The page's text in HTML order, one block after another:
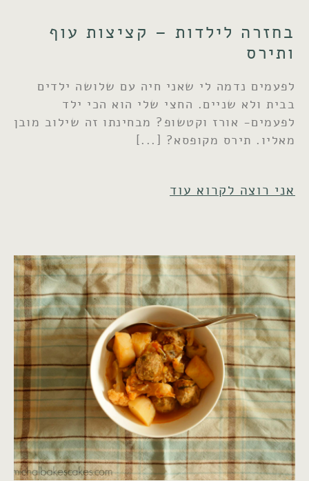
בחזרה לילדות – קציצות עוף
ותירס
לפעמים נדמה לי שאני חיה עם שלושה ילדים
בבית ולא שניים. החצי שלי הוא הכי ילד
לפעמים- אורז וקטשופ? מבחינתו זה שילוב מובן
מאליו. תירס מקופסא?
אני רוצה לקרוא עוד